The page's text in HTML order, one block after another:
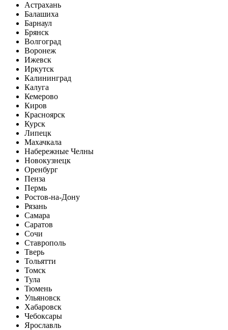
Астрахань
Балашиха
Барнаул
Брянск
Волгоград
Воронеж
Ижевск
Иркутск
Калининград
Калуга
Кемерово
Киров
Красноярск
Курск
Липецк
Махачкала
Набережные Челны
Новокузнецк
Оренбург
Пенза
Пермь
Ростов-на-Дону
Рязань
Самара
Саратов
Сочи
Ставрополь
Тверь
Тольятти
Томск
Тула
Тюмень
Ульяновск
Хабаровск
Чебоксары
Ярославль